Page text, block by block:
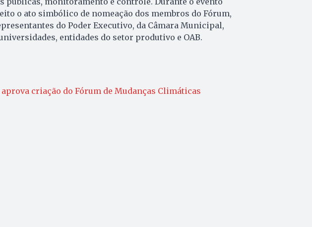
o ato simbólico de nomeação dos membros do Fórum,
do Poder Executivo, da Câmara Municipal,
entidades do setor produtivo e OAB.
aprova criação do Fórum de Mudanças Climáticas